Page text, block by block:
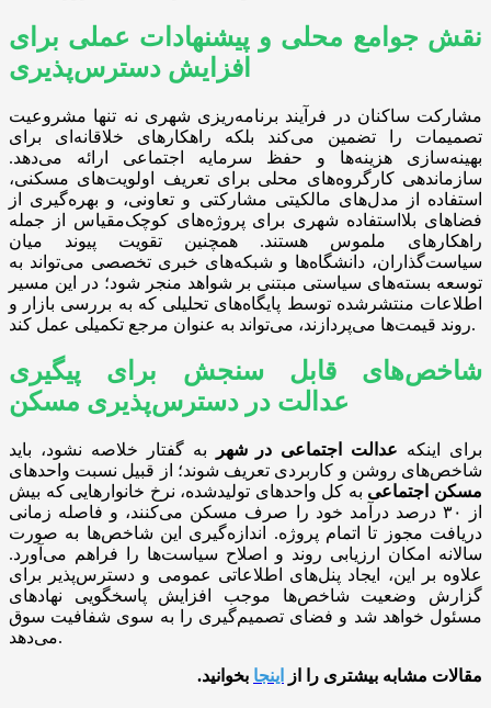
نقش جوامع محلی و پیشنهادات عملی برای
افزایش دسترس‌پذیری
مشارکت ساکنان در فرآیند برنامه‌ریزی شهری نه تنها مشروعیت
تصمیمات را تضمین می‌کند بلکه راهکارهای خلاقانه‌ای برای
بهینه‌سازی هزینه‌ها و حفظ سرمایه اجتماعی ارائه می‌دهد.
سازماندهی کارگروه‌های محلی برای تعریف اولویت‌های مسکنی،
استفاده از مدل‌های مالکیتی مشارکتی و تعاونی، و بهره‌گیری از
فضاهای بلااستفاده شهری برای پروژه‌های کوچک‌مقیاس از جمله
راهکارهای ملموس هستند. همچنین تقویت پیوند میان
سیاست‌گذاران، دانشگاه‌ها و شبکه‌های خبری تخصصی می‌تواند به
توسعه بسته‌های سیاستی مبتنی بر شواهد منجر شود؛ در این مسیر
اطلاعات منتشرشده توسط پایگاه‌های تحلیلی که به بررسی بازار و
روند قیمت‌ها می‌پردازند، می‌تواند به عنوان مرجع تکمیلی عمل کند.
شاخص‌های قابل سنجش برای پیگیری
عدالت در دسترس‌پذیری مسکن
برای اینکه عدالت اجتماعی در شهر
به گفتار خلاصه نشود، باید
شاخص‌های روشن و کاربردی تعریف شوند؛ از قبیل نسبت واحدهای
مسکن اجتماعی به کل واحدهای تولیدشده، نرخ خانوارهایی که بیش
از ۳۰ درصد درآمد خود را صرف مسکن می‌کنند، و فاصله زمانی
دریافت مجوز تا اتمام پروژه. اندازه‌گیری این شاخص‌ها به صورت
سالانه امکان ارزیابی روند و اصلاح سیاست‌ها را فراهم می‌آورد.
علاوه بر این، ایجاد پنل‌های اطلاعاتی عمومی و دسترس‌پذیر برای
گزارش وضعیت شاخص‌ها موجب افزایش پاسخگویی نهادهای
مسئول خواهد شد و فضای تصمیم‌گیری را به سوی شفافیت سوق
می‌دهد.
مقالات مشابه بیشتری را از اینجا بخوانید.